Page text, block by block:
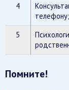
4
телефону;
5
Помните!